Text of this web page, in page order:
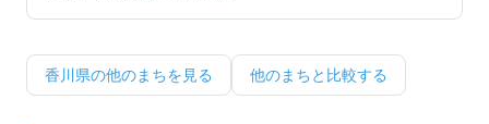
香川県の他のまちを見る 他のまちと比較する